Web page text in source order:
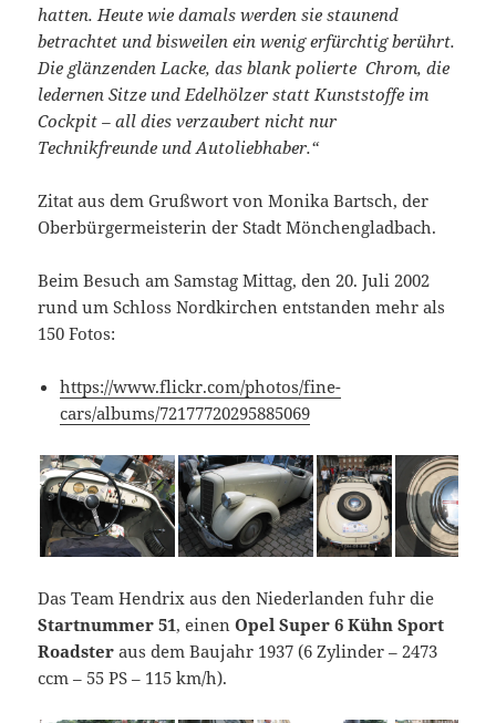
hatten. Heute wie damals werden sie staunend
betrachtet und bisweilen ein wenig erfürchtig berührt.
Die glänzenden Lacke, das blank polierte Chrom, die
ledernen Sitze und Edelhölzer statt Kunststoffe im
Cockpit – all dies verzaubert nicht nur
Technikfreunde und Autoliebhaber.“
Zitat aus dem Grußwort von Monika Bartsch, der
Oberbürgermeisterin der Stadt Mönchengladbach.
Beim Besuch am Samstag Mittag, den 20. Juli 2002
rund um Schloss Nordkirchen entstanden mehr als
150 Fotos:
https://www.flickr.com/photos/fine-
cars/albums/72177720295885069
Das Team Hendrix aus den Niederlanden fuhr die
Startnummer 51, einenOpel Super 6 Kühn Sport
Roadster aus dem Baujahr 1937 (6 Zylinder – 2473
ccm – 55 PS – 115 km/h).